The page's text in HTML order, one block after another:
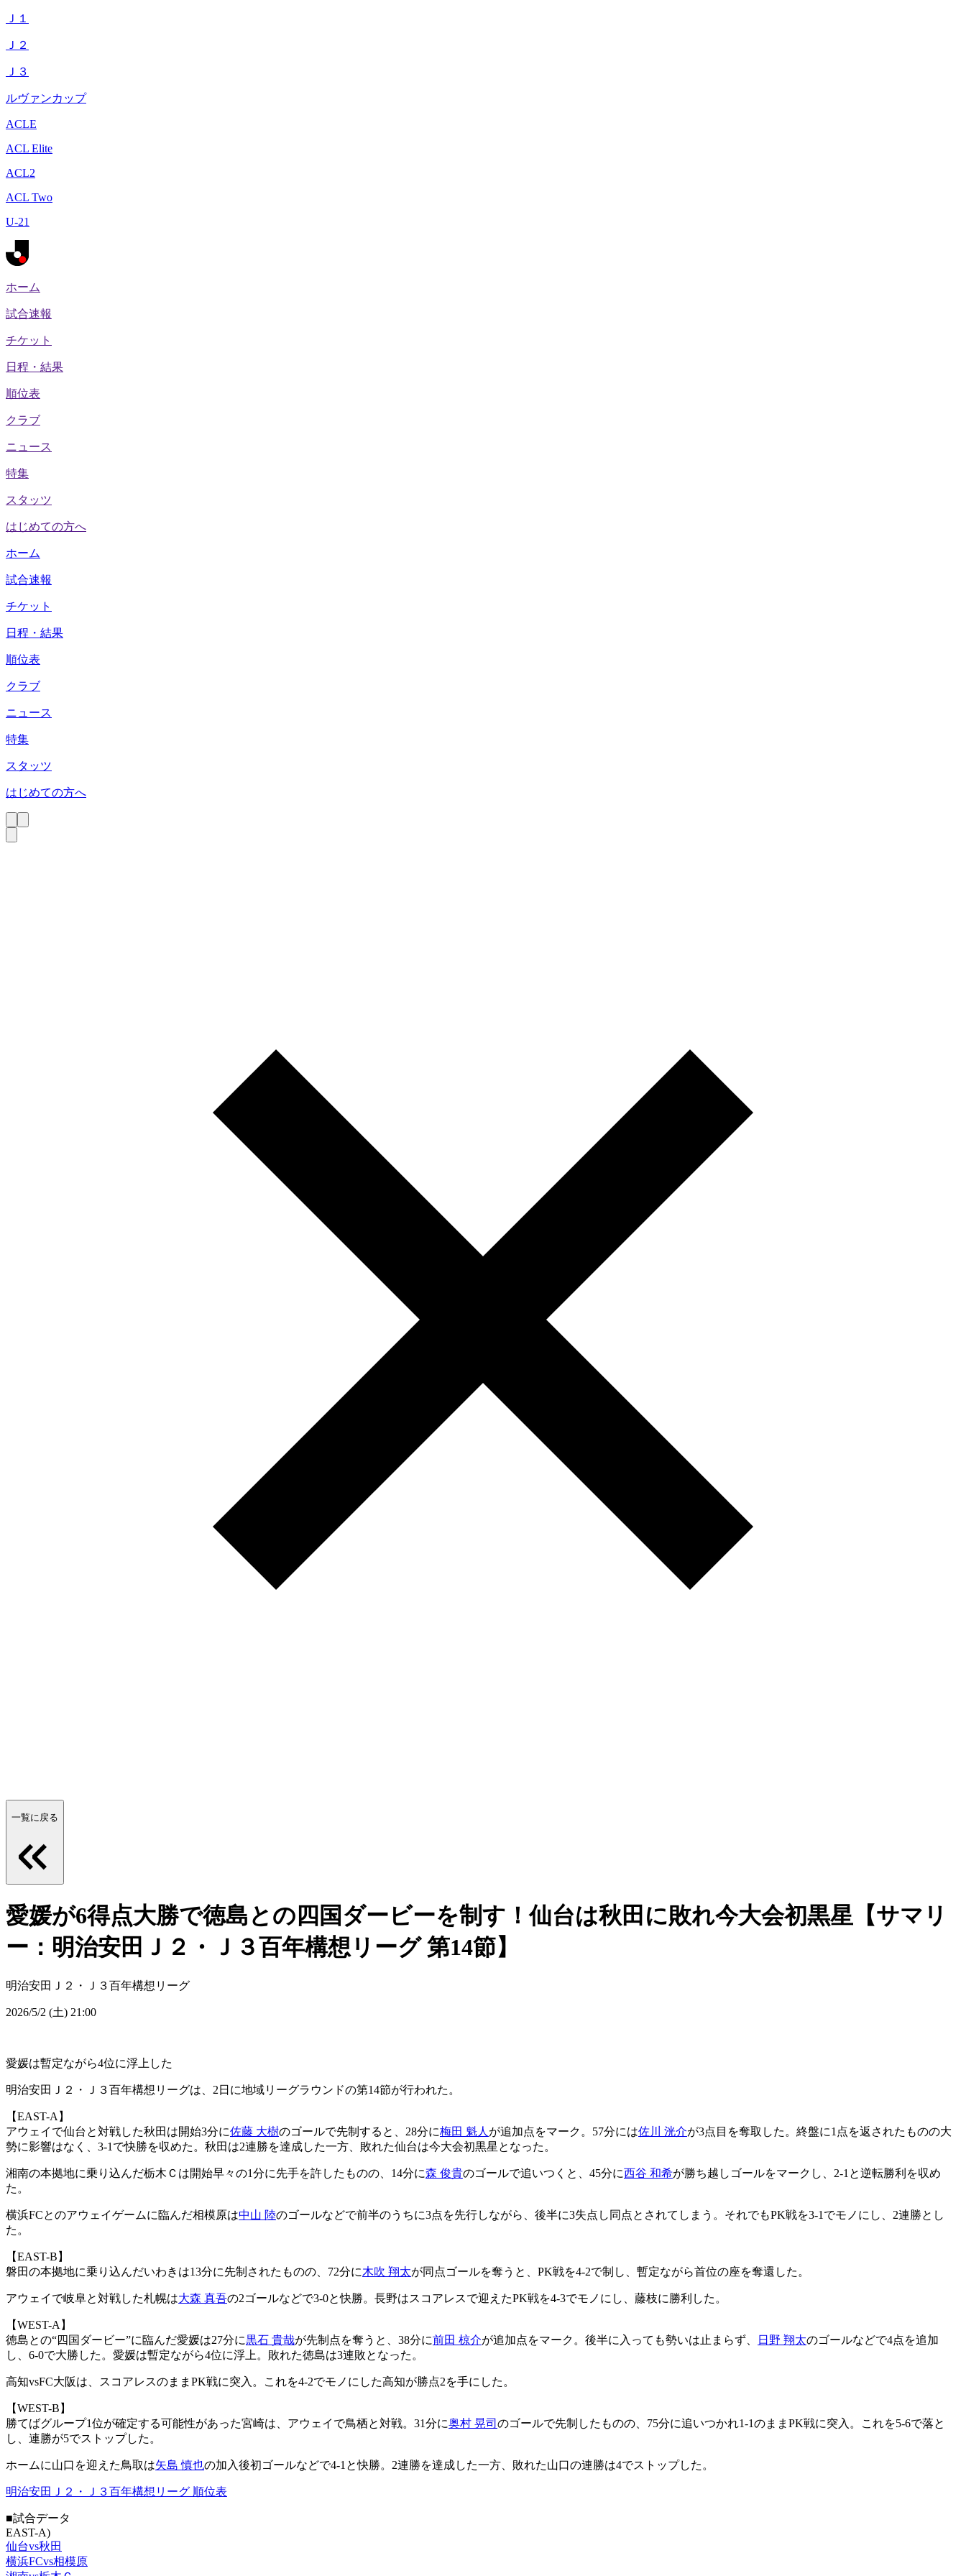
Ｊ１
Ｊ２
Ｊ３
ルヴァンカップ
ACLE
ACL Elite
ACL2
ACL Two
U-21
ホーム
試合速報
チケット
日程・結果
順位表
クラブ
ニュース
特集
スタッツ
はじめての方へ
ホーム
試合速報
チケット
日程・結果
順位表
クラブ
ニュース
特集
スタッツ
はじめての方へ
一覧に戻る
愛媛が6得点大勝で徳島との四国ダービーを制す！仙台は秋田に敗れ今大会初黒星【サマリ
ー：明治安田Ｊ２・Ｊ３百年構想リーグ 第14節】
明治安田Ｊ２・Ｊ３百年構想リーグ
2026/5/2 (土) 21:00
愛媛は暫定ながら4位に浮上した
明治安田Ｊ２・Ｊ３百年構想リーグは、2日に地域リーグラウンドの第14節が行われた。
【EAST-A】
アウェイで仙台と対戦した秋田は開始3分に佐藤 大樹のゴールで先制すると、28分に梅田 魁人 が追加点をマーク。57分には佐川 洸介が3点目を奪取した。終盤に1点を返されたものの大
勢に影響はなく、3-1で快勝を収めた。秋田は2連勝を達成した一方、敗れた仙台は今大会初黒星となった。
湘南の本拠地に乗り込んだ栃木Ｃは開始早々の1分に先手を許したものの、14分に森 俊貴のゴールで追いつくと、45分に西谷 和希が勝ち越しゴールをマークし、2-1と逆転勝利を収め
た。
横浜FCとのアウェイゲームに臨んだ相模原は中山 陸のゴールなどで前半のうちに3点を先行しながら、後半に3失点し同点とされてしまう。それでもPK戦を3-1でモノにし、2連勝とし
た。
【EAST-B】
磐田の本拠地に乗り込んだいわきは13分に先制されたものの、72分に木吹 翔太が同点ゴールを奪うと、PK戦を4-2で制し、暫定ながら首位の座を奪還した。
アウェイで岐阜と対戦した札幌は大森 真吾の2ゴールなどで3-0と快勝。長野はスコアレスで迎えたPK戦を4-3でモノにし、藤枝に勝利した。
【WEST-A】
徳島との“四国ダービー”に臨んだ愛媛は27分に黒石 貴哉が先制点を奪うと、38分に前田 椋介が追加点をマーク。後半に入っても勢いは止まらず、 日野 翔太のゴールなどで4点を追加
し、6-0で大勝した。愛媛は暫定ながら4位に浮上。敗れた徳島は3連敗となった。
高知vsFC大阪は、スコアレスのままPK戦に突入。これを4-2でモノにした高知が勝点2を手にした。
【WEST-B】
勝てばグループ1位が確定する可能性があった宮崎は、アウェイで鳥栖と対戦。31分に奥村 晃司 のゴールで先制したものの、75分に追いつかれ1-1のままPK戦に突入。これを5-6で落と
し、連勝が5でストップした。
ホームに山口を迎えた鳥取は矢島 慎也の加入後初ゴールなどで4-1と快勝。2連勝を達成した一方、敗れた山口の連勝は4でストップした。
明治安田Ｊ２・Ｊ３百年構想リーグ 順位表
■試合データ
EAST-A)
仙台vs秋田
横浜FCvs相模原